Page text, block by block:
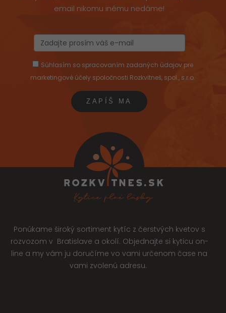
email nikomu inému nedáme!
Súhlasím so spracovaním zadaných údajov pre
marketingové účely spoločnosti Rozkvitneš, spol., s.r.o.
Ponúkame široký sortiment kytíc z čerstvých kvetov s
rozvozom v Bratislave a okolí. Objednajte si kyticu on-
line a my vám ju doručíme vo vami určenom čase na
vami zvolenú adresu.